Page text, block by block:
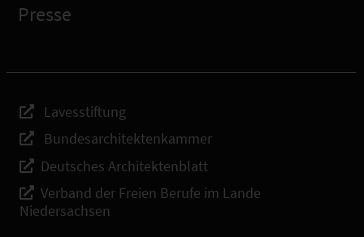
Presse
Lavesstiftung
Bundesarchitektenkammer
Deutsches Architektenblatt
Verband der Freien Berufe im Lande
Niedersachsen